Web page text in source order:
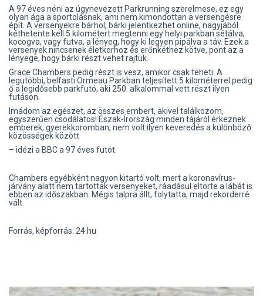
A 97 éves néni az úgynevezett Parkrunning szerelmese, ez egy
olyan ága a sportolásnak, ami nem kimondottan a versengésre
épít. A versenyekre bárhol, bárki jelentkezhet online, nagyjából
kéthetente kell 5 kilométert megtenni egy helyi parkban sétálva,
kocogva, vagy futva, a lényeg, hogy ki legyen pipálva a táv. Ezek a
versenyek nincsenek életkorhoz és erőnkéthez kötve, pont az a
lényege, hogy bárki részt vehet rajtuk.
Grace Chambers pedig részt is vesz, amikor csak teheti. A
legutóbbi, belfasti Ormeau Parkban teljesített 5 kilométerrel pedig
ő a legidősebb parkfutó, aki 250. alkalommal vett részt ilyen
futáson.
Imádom az egészet, az összes embert, akivel találkozom,
egyszerűen csodálatos! Észak-Írország minden tájáról érkeznek
emberek, gyerekkoromban, nem volt ilyen keveredés a különböző
közösségek között
– idézi a BBC a 97 éves futót.
Chambers egyébként nagyon kitartó volt, mert a koronavírus-
járvány alatt nem tartottak versenyeket, ráadásul eltörte a lábát is
ebben az időszakban. Mégis talpra állt, folytatta, majd rekorderré
vált.
Forrás, képforrás: 24.hu